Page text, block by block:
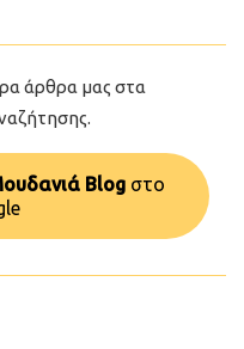
άρθρα μας στα
Blog στo